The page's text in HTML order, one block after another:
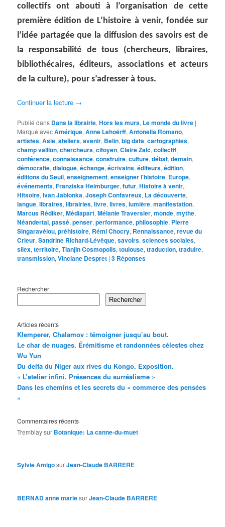
collectifs ont abouti à l’organisation de cette
première édition de L’histoire à venir, fondée sur
l’idée partagée que la diffusion des savoirs est de
la responsabilité de tous (chercheurs, libraires,
bibliothécaires, éditeurs, associations et acteurs
de la culture), pour s’adresser à tous.
Continuer la lecture →
Publié dans Dans la librairie,Hors les murs, Le monde du livre |
Marqué avecAmérique,Anne Lehoërff,Antonella Romano,
artistes,Asie,ateliers,avenir, Belin,big data,cartographies,
champ valllon,chercheurs,citoyen,Claire Zalc,collectif,
conférence,connaissance,construire,culture,débat,demain,
démocratie,dialogue,échange,écrivains,éditeurs,édition,
éditions du Seuil,enseignement,enseigner l'histoire, Europe,
événements,Franziska Heimburger,futur,Histoire à venir,
Hitsoire,Ivan Jablonka,Joseph Confavreux, La découverte,
langue,libraires,librairies,livre,livres,lumière,manifestation,
Marcus Rédiker,Médiapart,Mélanie Traversier,monde,mythe,
Néandertal,passé,penser,performance,philosophie, Pierre
Singaravélou,préhistoire, Rémi Chocry, Rennaissance,revue du
Crieur,Sandrine Richard-Lévêque,savoirs,sciences sociales,
silex,territoire,Tianjin Cosmopolis,toulouse,traduction,traduire,
transmission,Vinciane Despret |3 Réponses
Rechercher
Rechercher
Articles récents
Klemperer, Chalamov : témoigner jusqu’au bout.
Le char de nuages. Érémitisme et randonnées célestes chez
Wu Yun
Du delta du Niger aux rives du Kongo. Exposition.
« L’atelier infini. Présences du surréalisme »
Dans les chemins et les secrets du « commerce des pensées
»
Commentaires récents
Tremblaysur Botanique: La canne-du-muet
Sylvie AmigosurJean-Claude BARRERE
BERNAD anne mariesurJean-Claude BARRERE